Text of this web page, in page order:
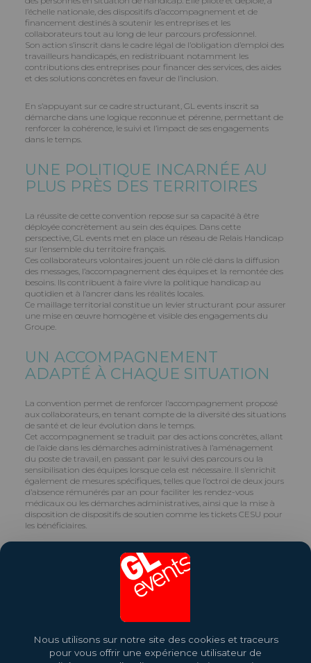
Nous utilisons sur notre site des cookies et traceurs
pour vous offrir une expérience utilisateur de
l’échelle nationale, des dispositifs d’accompagnement et de
financement destinés à soutenir les entreprises et les
collaborateurs tout au long de leur parcours professionnel.
Son action s’inscrit dans le cadre légal de l’obligation d’emploi des
travailleurs handicapés, en redistribuant notamment les
contributions des entreprises pour financer des services, des aides
et des solutions concrètes en faveur de l’inclusion.
En s’appuyant sur ce cadre structurant, GL events inscrit sa
démarche dans une logique reconnue et pérenne, permettant de
renforcer la cohérence, le suivi et l’impact de ses engagements
dans le temps.
UNE POLITIQUE INCARNÉE AU
PLUS PRÈS DES TERRITOIRES
La réussite de cette convention repose sur sa capacité à être
déployée concrètement au sein des équipes. Dans cette
perspective, GL events met en place un réseau de Relais Handicap
sur l’ensemble du territoire français.
Ces collaborateurs volontaires jouent un rôle clé dans la diffusion
des messages, l’accompagnement des équipes et la remontée des
besoins. Ils contribuent à faire vivre la politique handicap au
quotidien et à l’ancrer dans les réalités locales.
Ce maillage territorial constitue un levier structurant pour assurer
une mise en œuvre homogène et visible des engagements du
Groupe.
UN ACCOMPAGNEMENT
ADAPTÉ À CHAQUE SITUATION
La convention permet de renforcer l’accompagnement proposé
aux collaborateurs, en tenant compte de la diversité des situations
de santé et de leur évolution dans le temps.
Cet accompagnement se traduit par des actions concrètes, allant
de l’aide dans les démarches administratives à l’aménagement
du poste de travail, en passant par le suivi des parcours ou la
sensibilisation des équipes lorsque cela est nécessaire. Il s’enrichit
également de mesures spécifiques, telles que l’octroi de deux jours
d’absence rémunérés par an pour faciliter les rendez-vous
médicaux ou les démarches administratives, ainsi que la mise à
disposition de dispositifs de soutien comme les tickets CESU pour
les bénéficiaires.
Au-delà du cadre réglementaire, ces engagements traduisent la
volonté du Groupe d’aller plus loin dans la prise en compte des
situations individuelles, afin de garantir à chacun les conditions
d’un environnement de travail inclusif, adapté et durable.